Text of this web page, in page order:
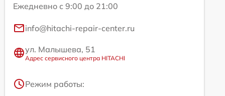
Ежедневно с 9:00 до 21:00
info@hitachi-repair-center.ru
ул. Малышева, 51
Адрес сервисного центра HITACHI
Режим работы: